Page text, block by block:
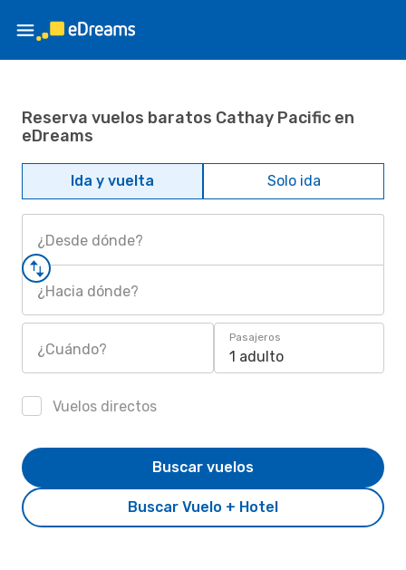
Reserva vuelos baratos Cathay Pacific en
eDreams
Ida y vuelta Solo ida
¿Desde dónde?
¿Hacia dónde?
¿Cuándo?
Pasajeros
1 adulto
Vuelos directos
Buscar Vuelo + Hotel
Buscar vuelos